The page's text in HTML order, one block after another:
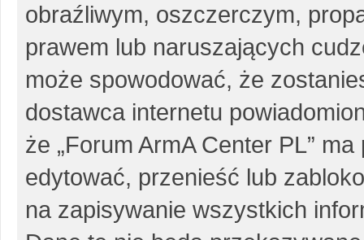
obraźliwym, oszczerczym,
prawem lub naruszających
może spowodować, że
dostawca internetu
że „Forum ArmA Center PL”
edytować, przenieść lub
na zapisywanie wszystkich